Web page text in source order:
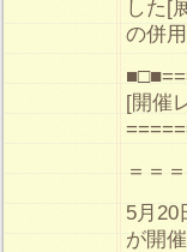
した[
の併
[開催
＝＝
5月20
が開